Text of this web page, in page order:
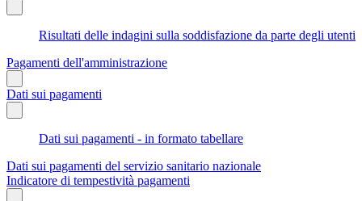
Risultati delle indagini sulla soddisfazione da parte degli utenti
Pagamenti dell'amministrazione
Dati sui pagamenti
Dati sui pagamenti - in formato tabellare
Dati sui pagamenti del servizio sanitario nazionale
Indicatore di tempestività pagamenti